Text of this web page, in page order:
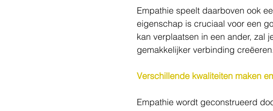
Empathie speelt daarboven ook
eigenschap is cruciaal voor een
kan verplaatsen in een ander, zal
gemakkelijker verbinding
Verschillende kwaliteiten maken
Empathie wordt geconstrueerd